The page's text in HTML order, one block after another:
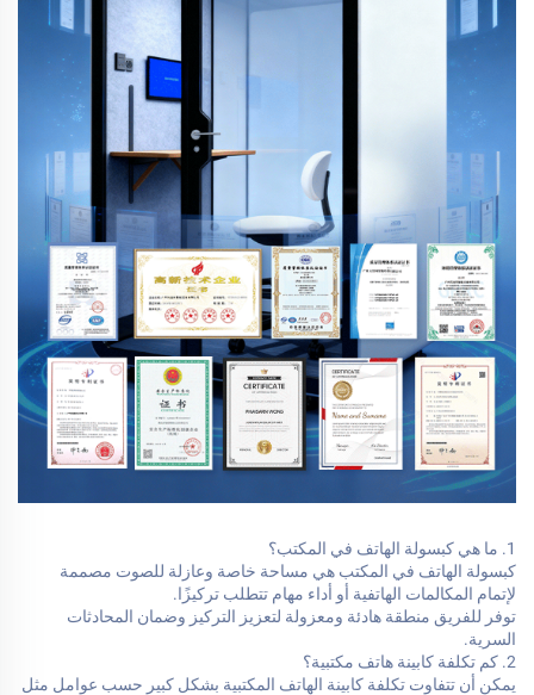
1. ما هي كبسولة الهاتف في المكتب؟
كبسولة الهاتف في المكتب هي مساحة خاصة وعازلة للصوت مصممة
لإتمام المكالمات الهاتفية أو أداء مهام تتطلب تركيزًا.
توفر للفريق منطقة هادئة ومعزولة لتعزيز التركيز وضمان المحادثات
السرية.
2. كم تكلفة كابينة هاتف مكتبية؟
يمكن أن تتفاوت تكلفة كابينة الهاتف المكتبية بشكل كبير حسب عوامل مثل